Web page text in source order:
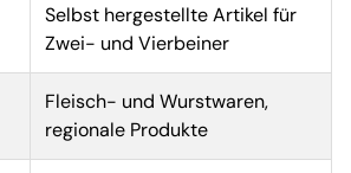
Selbst hergestellte Artikel für
Zwei- und Vierbeiner
Fleisch- und Wurstwaren,
regionale Produkte